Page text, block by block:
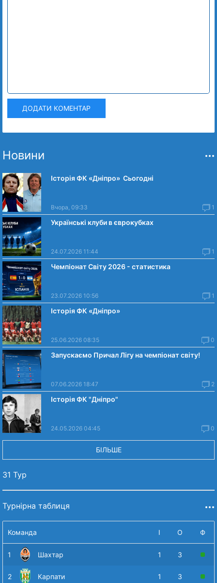
ДОДАТИ КОМЕНТАР
Новини
Історія ФК «Дніпро» Сьогодні
Вчора, 09:33 1
Українські клуби в єврокубках
24.07.2026 11:44 1
Чемпіонат Світу 2026 - статистика
23.07.2026 10:56 1
Історія ФК «Дніпро»
25.06.2026 08:35 0
Запускаємо Причал Лігу на чемпіонат світу!
07.06.2026 18:47 2
Історія ФК "Дніпро"
24.05.2026 04:45 0
БІЛЬШЕ
31 Тур
Турнірна таблиця
Команда І О Ф
1 Шахтар 1 3
2 Карпати 1 3